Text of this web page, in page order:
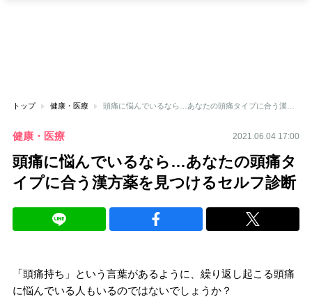
トップ 健康・医療
健康・医療 2021.06.04 17:00
頭痛に悩んでいるなら…あなたの頭痛タ
イプに合う漢方薬を見つけるセルフ診断
「頭痛持ち」という言葉があるように、繰り返し起こる頭痛
に悩んでいる人もいるのではないでしょうか？